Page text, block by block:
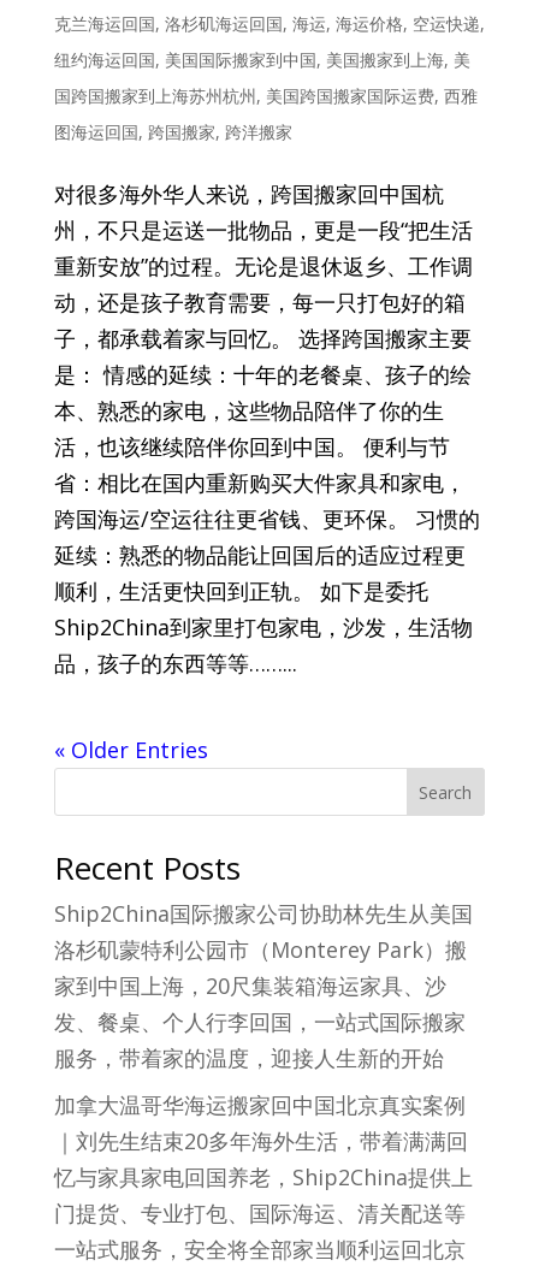
克兰海运回国, 洛杉矶海运回国, 海运, 海运价格, 空运快递,
纽约海运回国, 美国国际搬家到中国, 美国搬家到上海, 美
国跨国搬家到上海苏州杭州, 美国跨国搬家国际运费, 西雅
图海运回国, 跨国搬家, 跨洋搬家
对很多海外华人来说，跨国搬家回中国杭
州，不只是运送一批物品，更是一段“把生活
重新安放”的过程。无论是退休返乡、工作调
动，还是孩子教育需要，每一只打包好的箱
子，都承载着家与回忆。 选择跨国搬家主要
是： 情感的延续：十年的老餐桌、孩子的绘
本、熟悉的家电，这些物品陪伴了你的生
活，也该继续陪伴你回到中国。 便利与节
省：相比在国内重新购买大件家具和家电，
跨国海运/空运往往更省钱、更环保。 习惯的
延续：熟悉的物品能让回国后的适应过程更
顺利，生活更快回到正轨。 如下是委托
Ship2China到家里打包家电，沙发，生活物
品，孩子的东西等等……...
« Older Entries
Search
Recent Posts
Ship2China国际搬家公司协助林先生从美国
洛杉矶蒙特利公园市（Monterey Park）搬
家到中国上海，20尺集装箱海运家具、沙
发、餐桌、个人行李回国，一站式国际搬家
服务，带着家的温度，迎接人生新的开始
加拿大温哥华海运搬家回中国北京真实案例
｜刘先生结束20多年海外生活，带着满满回
忆与家具家电回国养老，Ship2China提供上
门提货、专业打包、国际海运、清关配送等
一站式服务，安全将全部家当顺利运回北京